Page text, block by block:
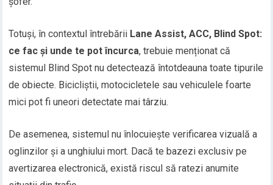
Totuși, în contextul întrebării Lane Assist, ACC, Blind Spot:
ce fac și unde te pot încurca, trebuie menționat că
sistemul Blind Spot nu detectează întotdeauna toate tipurile
de obiecte. Bicicliștii, motocicletele sau vehiculele foarte
mici pot fi uneori detectate mai târziu.
De asemenea, sistemul nu înlocuiește verificarea vizuală a
oglinzilor și a unghiului mort. Dacă te bazezi exclusiv pe
avertizarea electronică, există riscul să ratezi anumite